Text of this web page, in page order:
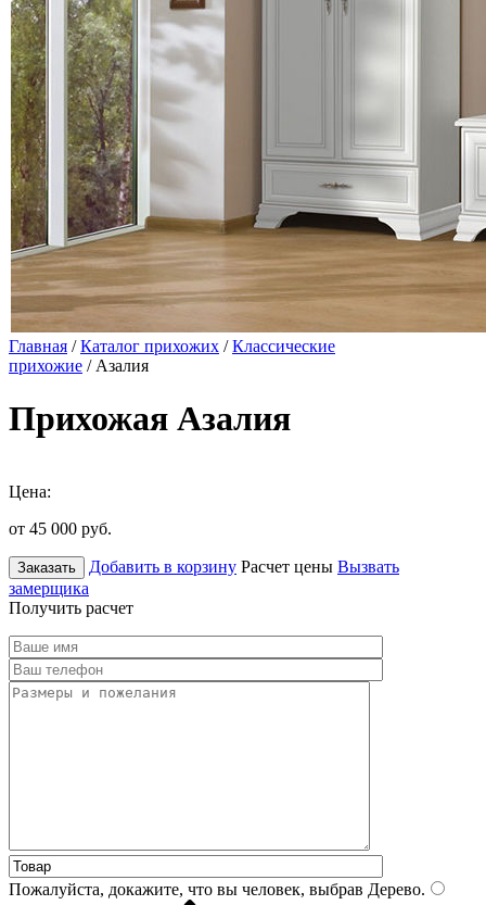
Главная /Каталог прихожих /Классические
прихожие / Азалия
Прихожая Азалия
Цена:
от 45 000 руб.
Заказать Добавить в корзину Расчет цены Вызвать
замерщика
Получить расчет
Пожалуйста, докажите, что вы человек, выбрав Дерево.